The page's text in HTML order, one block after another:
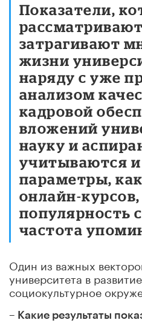
Показатели,
затрагивают
жизни
наряду с уже
анализом
кадровой
вложений
науку и
учитываются и
параметры, как
онлайн-курсов,
популярность
частота
Один из важных
университета в
социокультурное
– Какие результаты